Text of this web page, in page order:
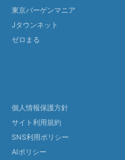
東京バーゲンマニア
Jタウンネット
ゼロまる
個人情報保護方針
サイト利用規約
SNS利用ポリシー
AIポリシー